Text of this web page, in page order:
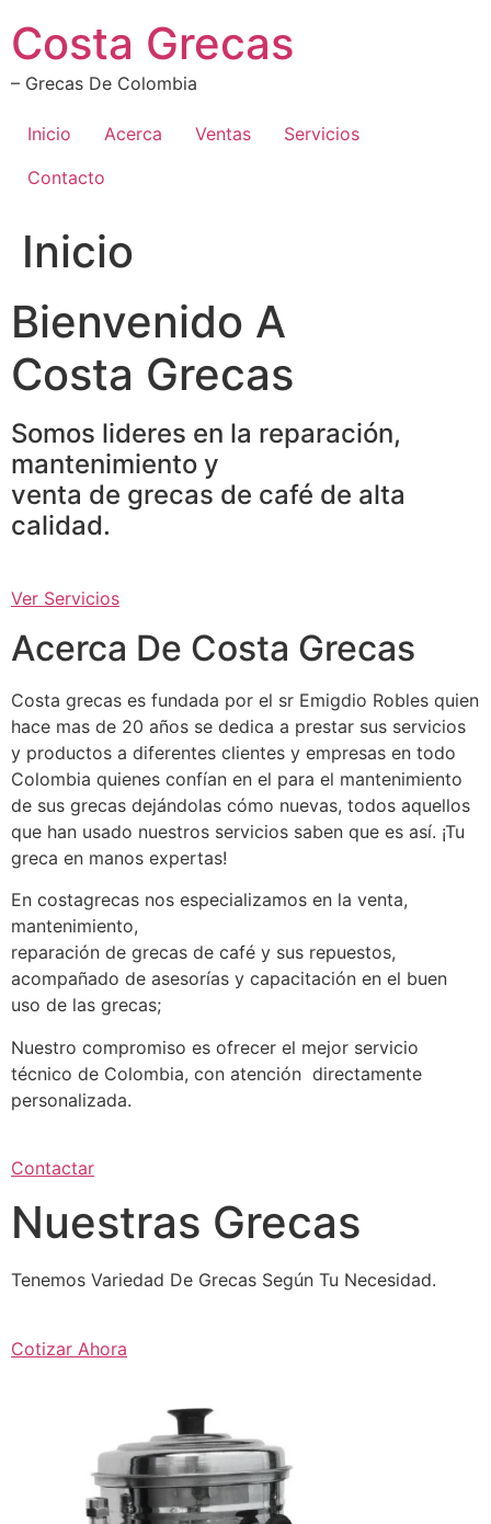
contenido
Costa Grecas
– Grecas De Colombia
Inicio Acerca Ventas
Servicios
Contacto
Inicio
Bienvenido A
Costa Grecas
Somos lideres en la reparación,
mantenimiento y
venta de grecas de café de alta
calidad.
Ver Servicios
Acerca De Costa Grecas
Costa grecas es fundada por el sr Emigdio Robles quien
hace mas de 20 años se dedica a prestar sus servicios
y productos a diferentes clientes y empresas en todo
Colombia quienes confían en el para el mantenimiento
de sus grecas dejándolas cómo nuevas, todos aquellos
que han usado nuestros servicios saben que es así. ¡Tu
greca en manos expertas!
En costagrecas nos especializamos en la venta,
mantenimiento,
reparación de grecas de café y sus repuestos,
acompañado de asesorías y capacitación en el buen
uso de las grecas;
Nuestro compromiso es ofrecer el mejor servicio
técnico de Colombia, con atención directamente
personalizada.
Contactar
Nuestras Grecas
Tenemos Variedad De Grecas Según Tu Necesidad.
Cotizar Ahora